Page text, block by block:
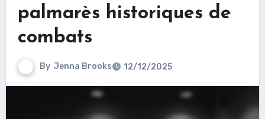
palmarès historiques de
combats
By Jenna Brooks 12/12/2025